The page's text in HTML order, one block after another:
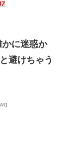
かに迷惑か
避けちゃう